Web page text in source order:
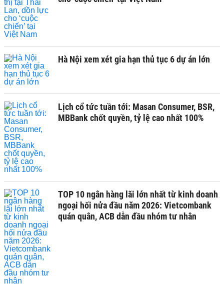
Hà Nội xem xét gia hạn thủ tục 6 dự án lớn
Lịch cổ tức tuần tới: Masan Consumer, BSR,
MBBank chốt quyền, tỷ lệ cao nhất 100%
TOP 10 ngân hàng lãi lớn nhất từ kinh doanh
ngoại hối nửa đầu năm 2026: Vietcombank
quán quân, ACB dẫn đầu nhóm tư nhân